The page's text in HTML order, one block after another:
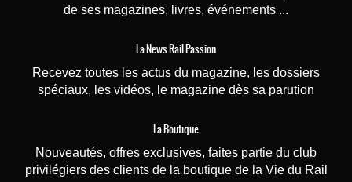
de ses magazines, livres, événements ...
La News Rail Passion
Recevez toutes les actus du magazine, les dossiers
spéciaux, les vidéos, le magazine dès sa parution
La Boutique
Nouveautés, offres exclusives, faites partie du club
privilégiers des clients de la boutique de la Vie du Rail